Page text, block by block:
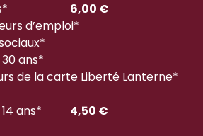
6,00 €
d’emploi*
ans*
de la carte Liberté Lanterne*
14 ans* 4,50 €